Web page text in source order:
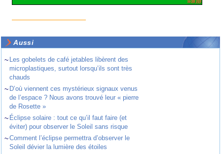
Aussi
~ Les gobelets de café jetables libèrent des
microplastiques, surtout lorsqu’ils sont très
chauds
~ D’où viennent ces mystérieux signaux venus
de l’espace ? Nous avons trouvé leur « pierre
de Rosette »
~ Éclipse solaire : tout ce qu’il faut faire (et
éviter) pour observer le Soleil sans risque
~Comment l’éclipse permettra d’observer le
Soleil dévier la lumière des étoiles